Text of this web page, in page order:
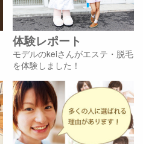
体験レポート
モデルのkeiさんがエステ・脱毛
を体験しました！